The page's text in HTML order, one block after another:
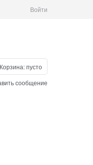
Войти
Корзина:пусто
сообщение